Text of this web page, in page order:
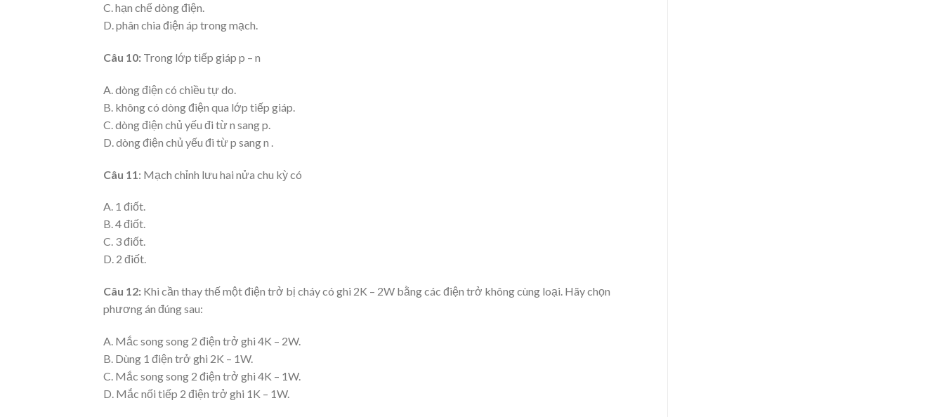
C. hạn chế dòng điện.
D. phân chia điện áp trong mạch.
Câu 10: Trong lớp tiếp giáp p – n
A. dòng điện có chiều tự do.
B. không có dòng điện qua lớp tiếp giáp.
C. dòng điện chủ yếu đi từ n sang p.
D. dòng điện chủ yếu đi từ p sang n .
Câu 11 : Mạch chỉnh lưu hai nửa chu kỳ có
A. 1 điốt.
B. 4 điốt.
C. 3 điốt.
D. 2 điốt.
Câu 12: Khi cần thay thế một điện trở bị cháy có ghi 2K – 2W bằng các điện trở không cùng loại. Hãy chọn
phương án đúng sau:
A. Mắc song song 2 điện trở ghi 4K – 2W.
B. Dùng 1 điện trở ghi 2K – 1W.
C. Mắc song song 2 điện trở ghi 4K – 1W.
D. Mắc nối tiếp 2 điện trở ghi 1K – 1W.